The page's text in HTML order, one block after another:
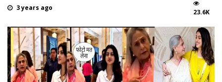
3 years ago
23.6K